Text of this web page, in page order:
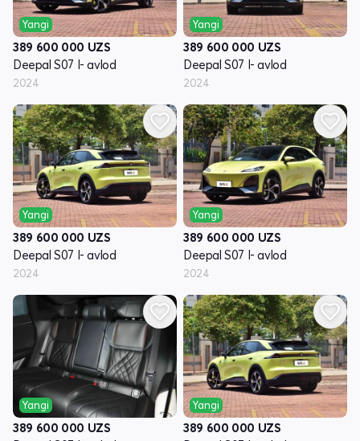
Yangi
389 600 000 UZS
Deepal S07 I- avlod
2024
Yangi
389 600 000 UZS
Deepal S07 I- avlod
2024
Yangi
389 600 000 UZS
Deepal S07 I- avlod
2024
Yangi
389 600 000 UZS
Deepal S07 I- avlod
2024
Yangi
389 600 000 UZS
Yangi
389 600 000 UZS